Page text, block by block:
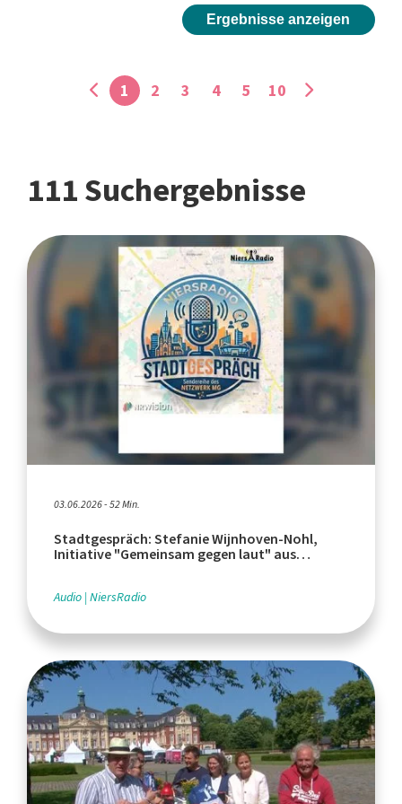
Ergebnisse anzeigen
1 2 3 4 5 10
111 Suchergebnisse
03.06.2026 - 52 Min.
Stadtgespräch: Stefanie Wijnhoven-Nohl,
Initiative "Gemeinsam gegen laut" aus
Audio NiersRadio